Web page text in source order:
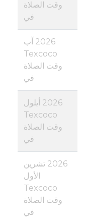
وقت الصلاة
في
2026 آب
Texcoco
وقت الصلاة
في
2026 أيلول
Texcoco
وقت الصلاة
في
2026 تشرين
الأول
Texcoco
وقت الصلاة
في